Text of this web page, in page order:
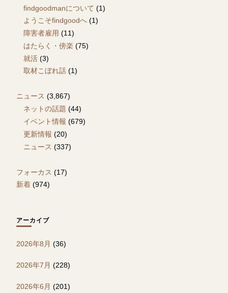
findgoodmanについて (1)
ようこそfindgoodへ (1)
障害者雇用 (11)
はたらく・傍楽 (75)
就活 (3)
取材こぼれ話 (1)
ニュース (3,867)
ネットの話題 (44)
イベント情報 (679)
更新情報 (20)
ニュース (337)
フォーカス (17)
新着 (974)
アーカイブ
2026年8月 (36)
2026年7月 (228)
2026年6月 (201)